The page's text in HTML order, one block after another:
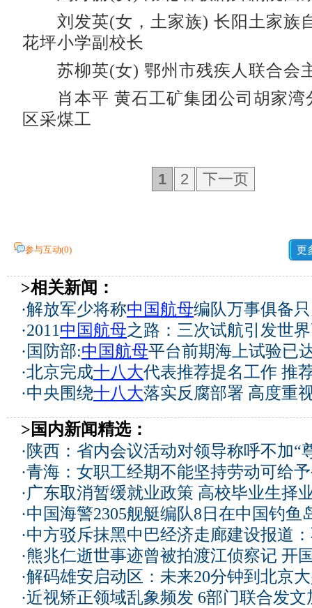
刘发英(女，土家族) 长阳土家族
花坪小学副校长
苏柳英(女) 鄂州市残疾人联合会
肖本平 黄石工矿集团公司胡家湾
区采煤工
1 2 下一页
参与互动(0) 更
>相关新闻：
·解放军少将称中国航母编队万事俱备
·2011中国航母之路：三次试航引发世
· 国防部:中国航母平台前期海上试验已
·北京完成十八大代表推荐提名工作 推
·中央围绕十八大落实反腐部署 高度重
>国内新闻精选：
· 陕西：省内会议活动对领导称呼不加“
·青海：女职工经期不能坚持劳动可给
·广东取消暂缓就业政策 高校毕业生择
·中国海警2305舰艇编队8日在中国钓鱼
·中方驳斥抹黑中巴经济走廊建设报道
·熊兆仁逝世事迹曾被拍渡江侦察记 开
·解码雄安启动区：未来20分钟到北京
·近视矫正领域乱象频发 6部门联合发文